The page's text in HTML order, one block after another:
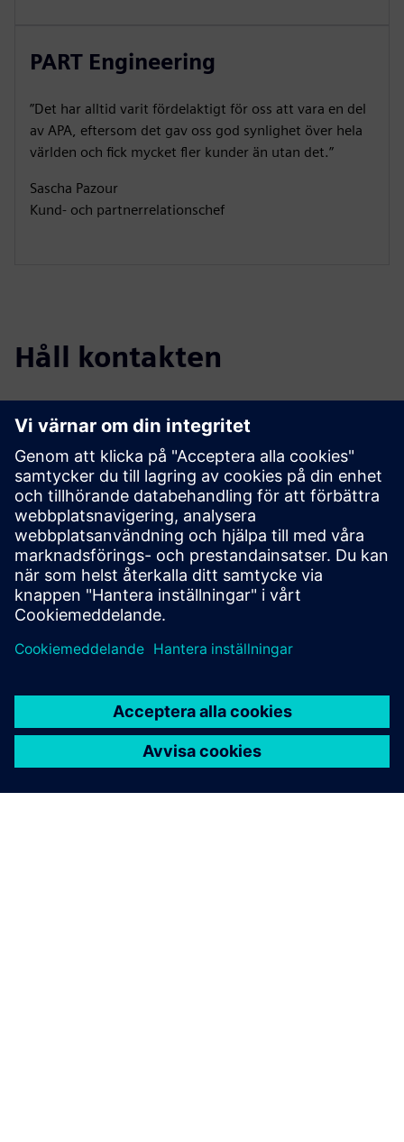
PART Engineering
”Det har alltid varit fördelaktigt för oss att vara en del
av APA, eftersom det gav oss god synlighet över hela
världen och fick mycket fler kunder än utan det.”
Sascha Pazour
Kund- och partnerrelationschef
Håll kontakten
Upptäck partnerbloggen
Hitta de senaste uppdateringarna för och om Siemens
partners.
Läs mer
del av ekosystemet.
Sök nu
Kontakta oss